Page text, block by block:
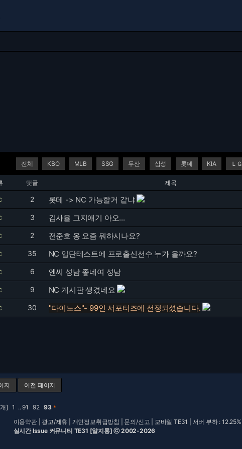
전체 KBO MLB SSG 두산 삼성 롯데 KIA ＬＧ
댓글 제목
2 롯데 -> NC 가능할거 같냐
3 김사율 그지애기 아오...
2 전준호 옹 요즘 뭐하시나요?
35 NC 입단테스트에 프로출신선수 누가 올까요?
6 엔씨 성남 좋네여 성남
9 NC 게시판 생겼네요
30 "다이노스"- 99인 서포터즈에 선정되셨습니다.
지 이전 페이지
] 1 ..91 92 93＊
이용약관| 광고/제휴 개인정보취급방침 문의/신고 모바일 TE31
| 서버 부하 : 12.25%
실시간 Issue 커뮤니티 TE31 [알지롱] ⓒ 2002-2026